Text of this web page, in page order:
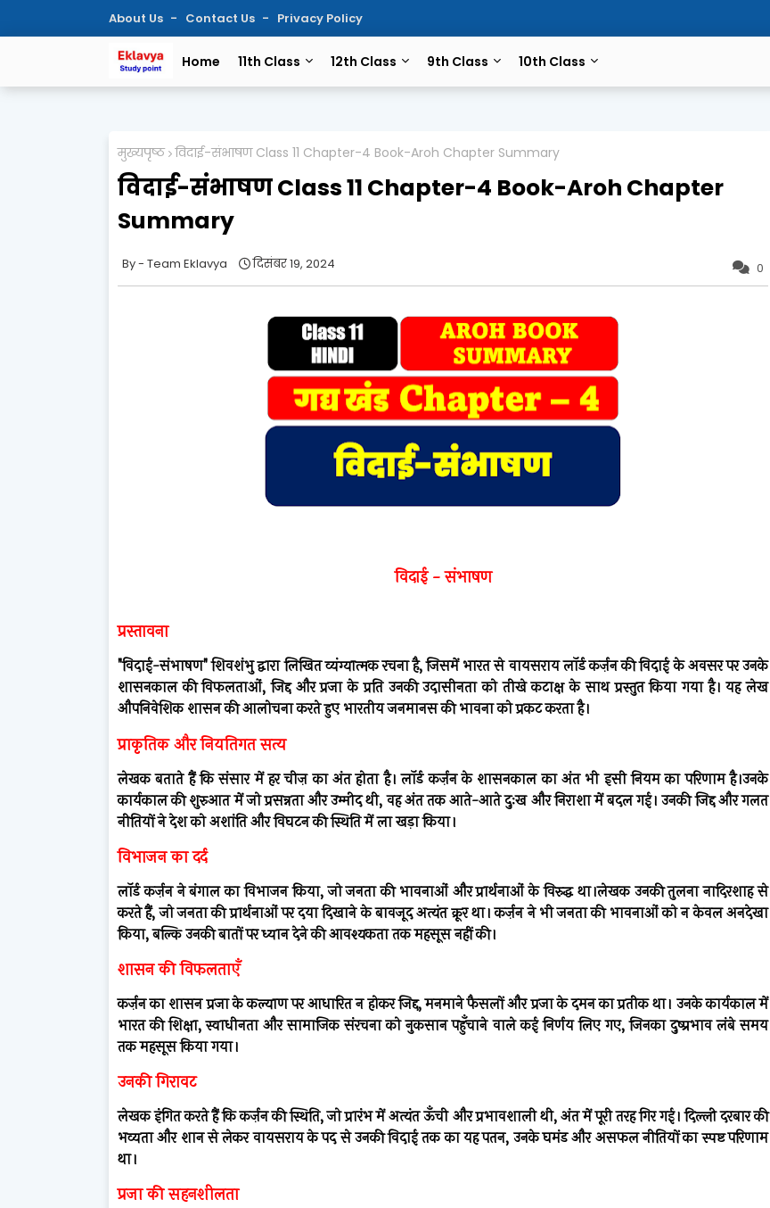
About Us Contact Us Privacy Policy
Home 11th Class 12th Class 9th Class 10th Class
मुख्यपृष्ठ विदाई-संभाषण Class 11 Chapter-4 Book-Aroh Chapter Summary
विदाई-संभाषण Class 11 Chapter-4 Book-Aroh Chapter
Summary
0
Team Eklavya दिसंबर 19, 2024
विदाई - संभाषण
प्रस्तावना
"विदाई-संभाषण" शिवशंभु द्वारा लिखित व्यंग्यात्मक रचना है, जिसमें भारत से वायसराय लॉर्ड कर्ज़न की विदाई के अवसर पर उनके
शासनकाल की विफलताओं, जिद्द और प्रजा के प्रति उनकी उदासीनता को तीखे कटाक्ष के साथ प्रस्तुत किया गया है। यह लेख
औपनिवेशिक शासन की आलोचना करते हुए भारतीय जनमानस की भावना को प्रकट करता है।
प्राकृतिक और नियतिगत सत्य
लेखक बताते हैं कि संसार में हर चीज़ का अंत होता है। लॉर्ड कर्ज़न के शासनकाल का अंत भी इसी नियम का परिणाम है।उनके
कार्यकाल की शुरुआत में जो प्रसन्नता और उम्मीद थी, वह अंत तक आते-आते दुःख और निराशा में बदल गई। उनकी जिद्द और गलत
नीतियों ने देश को अशांति और विघटन की स्थिति में ला खड़ा किया।
विभाजन का दर्द
लॉर्ड कर्ज़न ने बंगाल का विभाजन किया, जो जनता की भावनाओं और प्रार्थनाओं के विरुद्ध था।लेखक उनकी तुलना नादिरशाह से
करते हैं, जो जनता की प्रार्थनाओं पर दया दिखाने के बावजूद अत्यंत क्रूर था। कर्ज़न ने भी जनता की भावनाओं को न केवल अनदेखा
किया, बल्कि उनकी बातों पर ध्यान देने की आवश्यकता तक महसूस नहीं की।
शासन की विफलताएँ
कर्ज़न का शासन प्रजा के कल्याण पर आधारित न होकर जिद्द, मनमाने फैसलों और प्रजा के दमन का प्रतीक था। उनके कार्यकाल में
भारत की शिक्षा, स्वाधीनता और सामाजिक संरचना को नुकसान पहुँचाने वाले कई निर्णय लिए गए, जिनका दुष्प्रभाव लंबे समय
तक महसूस किया गया।
उनकी गिरावट
लेखक इंगित करते हैं कि कर्ज़न की स्थिति, जो प्रारंभ में अत्यंत ऊँची और प्रभावशाली थी, अंत में पूरी तरह गिर गई। दिल्ली दरबार की
भव्यता और शान से लेकर वायसराय के पद से उनकी विदाई तक का यह पतन, उनके घमंड और असफल नीतियों का स्पष्ट परिणाम
था।
प्रजा की सहनशीलता